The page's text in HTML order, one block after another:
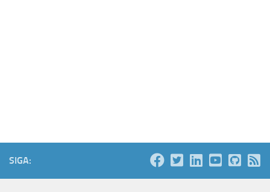
SIGA: